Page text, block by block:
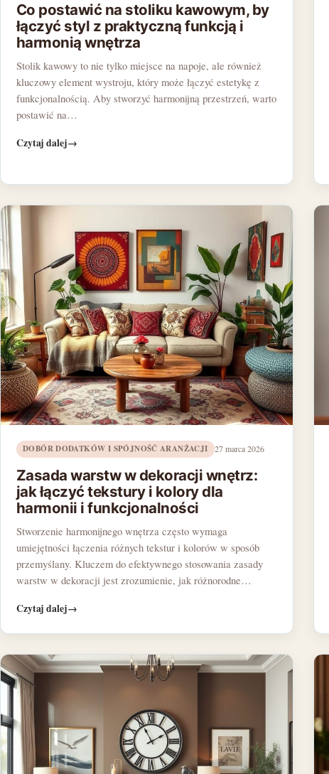
Co postawić na stoliku kawowym, by
łączyć styl z praktyczną funkcją i
harmonią wnętrza
Stolik kawowy to nie tylko miejsce na napoje, ale również
kluczowy element wystroju, który może łączyć estetykę z
funkcjonalnością. Aby stworzyć harmonijną przestrzeń, warto
postawić na…
Czytaj dalej→
DOBÓR DODATKÓW I SPÓJNOŚĆ ARANŻACJI 27 marca 2026
Zasada warstw w dekoracji wnętrz:
jak łączyć tekstury i kolory dla
harmonii i funkcjonalności
Stworzenie harmonijnego wnętrza często wymaga
umiejętności łączenia różnych tekstur i kolorów w sposób
przemyślany. Kluczem do efektywnego stosowania zasady
warstw w dekoracji jest zrozumienie, jak różnorodne…
Czytaj dalej→